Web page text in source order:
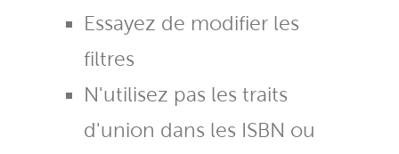
Essayez de modifier les
filtres
N'utilisez pas les traits
d'union dans les ISBN ou